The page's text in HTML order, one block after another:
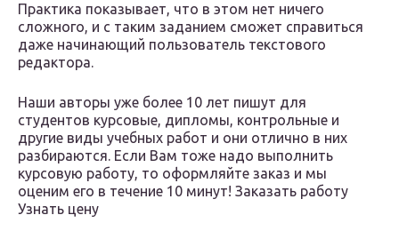
Практика показывает, что в этом нет ничего
сложного, и с таким заданием сможет справиться
даже начинающий пользователь текстового
редактора.
Наши авторы уже более 10 лет пишут для
студентов курсовые, дипломы, контрольные и
другие виды учебных работ и они отлично в них
разбираются. Если Вам тоже надо выполнить
курсовую работу, то оформляйте заказ и мы
оценим его в течение 10 минут! Заказать работу
Узнать цену